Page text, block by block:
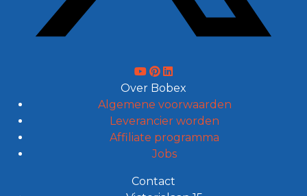
Over Bobex
Algemene voorwaarden
Leverancier worden
Affiliate programma
Jobs
Contact